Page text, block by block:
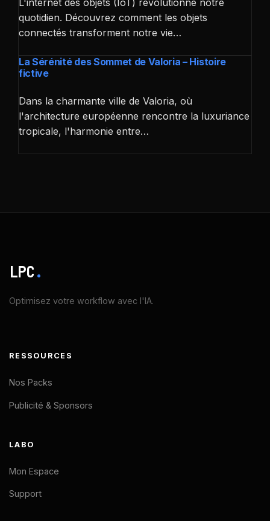
L'internet des objets (IoT) révolutionne notre
quotidien. Découvrez comment les objets
connectés transforment notre vie…
La Sérénité des Sommet de Valoria – Histoire
fictive
Dans la charmante ville de Valoria, où
l'architecture européenne rencontre la luxuriance
tropicale, l'harmonie entre…
LPC.
Optimisez votre workflow avec l'IA.
RESSOURCES
Nos Packs
Publicité & Sponsors
LABO
Mon Espace
Support